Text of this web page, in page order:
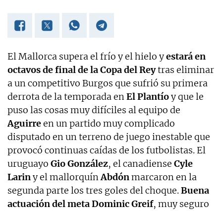
El Mallorca supera el frío y el hielo yestará en
octavos de final de la Copa del Reytras eliminar
a un competitivo Burgos que sufrió su primera
derrota de la temporada enEl Plantíoy que le
puso las cosas muy difíciles al equipo de
Aguirreen un partido muy complicado
disputado en un terreno de juego inestable que
provocó continuas caídas de los futbolistas. El
uruguayo Gio González, el canadiense Cyle
Lariny el mallorquínAbdónmarcaron en la
segunda parte los tres goles del choque.Buena
actuación del meta Dominic Greif, muy seguro